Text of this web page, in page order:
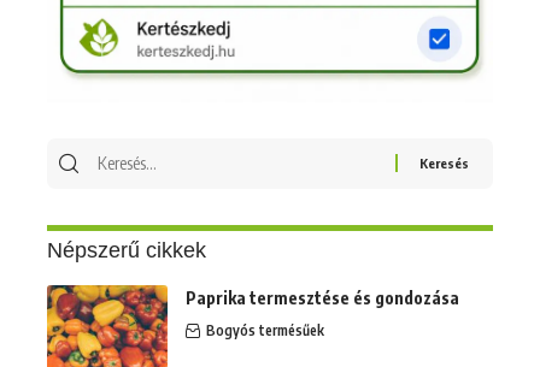
Keresés
Népszerű cikkek
Paprika termesztése és gondozása
Bogyós termésűek